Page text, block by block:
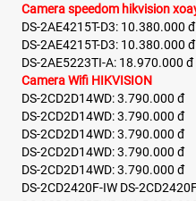
Camera speedom hikvision
DS-2AE4215T-D3: 10.380.000 đ
DS-2AE4215T-D3: 10.380.000 đ
DS-2AE5223TI-A: 18.970.000 đ
Camera Wifi HIKVISION
DS-2CD2D14WD: 3.790.000 đ
DS-2CD2D14WD: 3.790.000 đ
DS-2CD2D14WD: 3.790.000 đ
DS-2CD2D14WD: 3.790.000 đ
DS-2CD2D14WD: 3.790.000 đ
DS-2CD2420F-IW DS-